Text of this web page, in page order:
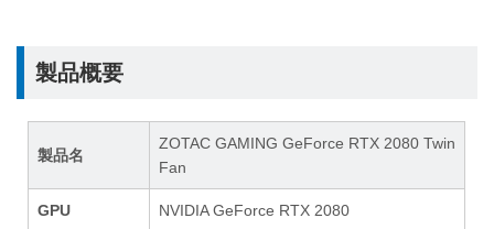
製品概要
製品名
ZOTAC GAMING GeForce RTX 2080 Twin
Fan
GPU NVIDIA GeForce RTX 2080